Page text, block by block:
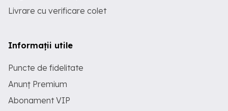
Livrare cu verificare colet
Informații utile
Puncte de fidelitate
Anunț Premium
Abonament VIP